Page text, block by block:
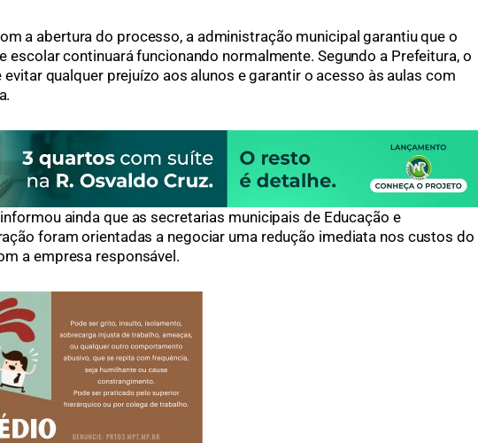
a abertura do processo, a administração municipal garantiu que o
escolar continuará funcionando normalmente. Segundo a Prefeitura, o
evitar qualquer prejuízo aos alunos e garantir o acesso às aulas com
ainda que as secretarias municipais de Educação e
foram orientadas a negociar uma redução imediata nos custos do
a empresa responsável.